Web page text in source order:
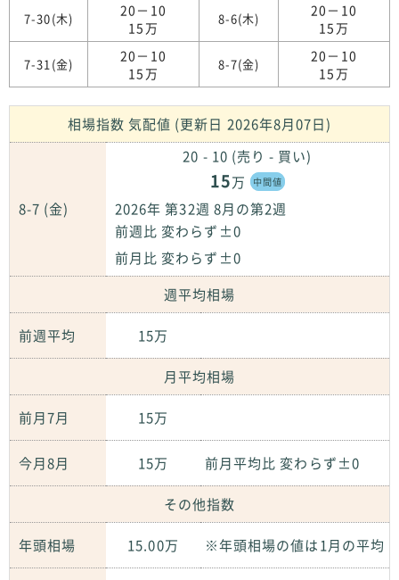
7-30(木)
20－10
15万
7-31(金)
20－10
15万
8-6(木)
20－10
15万
8-7(金)
20－10
15万
相場指数 気配値 (更新日 2026年8月07日)
8-7 (金)
20 - 10 (売り - 買い)
15万 中間値
2026年 第32週 8月の第2週
前週比 変わらず±0
前月比 変わらず±0
週平均相場
前週平均 15万
月平均相場
前月7月 15万
今月8月 15万 前月平均比 変わらず±0
その他指数
年頭相場 15.00万 ※年頭相場の値は1月の平均